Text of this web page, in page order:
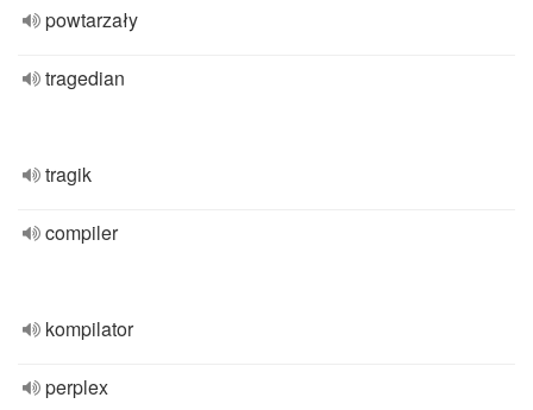
powtarzały
tragedian
tragik
compiler
kompilator
perplex